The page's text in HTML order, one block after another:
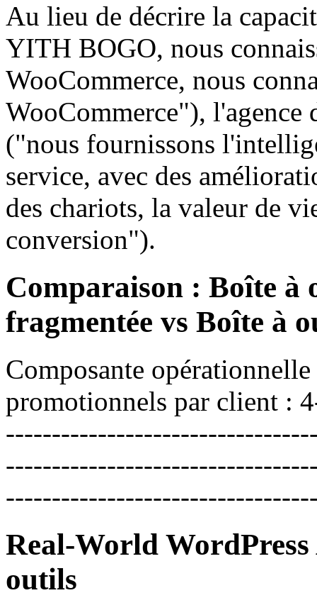
Au lieu de décrire la
YITH BOGO, nous
WooCommerce, nous
WooCommerce"), l'agence
("nous fournissons
service, avec des
des chariots, la valeur de
conversion").
Comparaison : Boîte à
fragmentée vs Boîte à
Composante
promotionnels par client :
Real-World WordPress
outils